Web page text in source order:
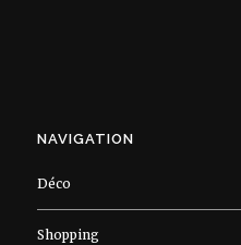
NAVIGATION
Déco
Shopping